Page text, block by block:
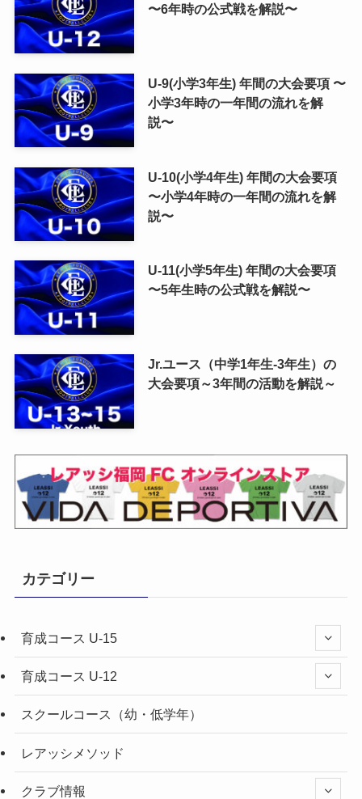
〜6年時の公式戦を解説〜
U-9(小学3年生) 年間の大会要項 〜
小学3年時の一年間の流れを解
説〜
U-10(小学4年生) 年間の大会要項
〜小学4年時の一年間の流れを解
説〜
U-11(小学5年生) 年間の大会要項
〜5年生時の公式戦を解説〜
Jr.ユース（中学1年生-3年生）の
大会要項～3年間の活動を解説～
カテゴリー
育成コース U-15
育成コース U-12
スクールコース（幼・低学年）
レアッシメソッド
クラブ情報